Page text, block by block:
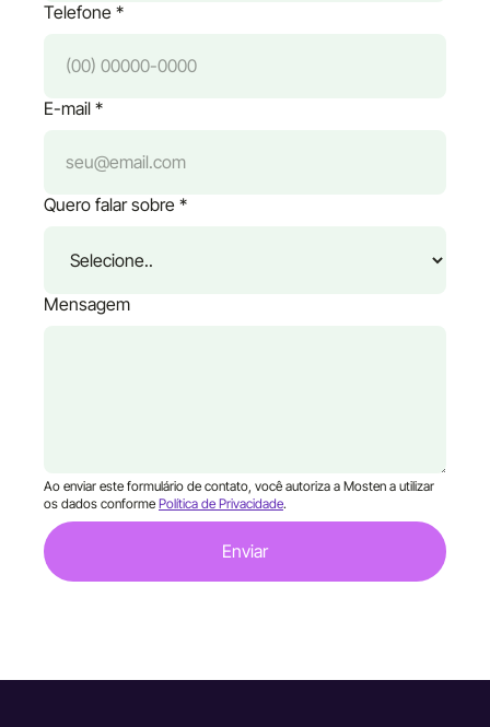
Telefone *
E-mail *
Quero falar sobre *
Mensagem
Ao enviar este formulário de contato, você autoriza a Mosten a utilizar
os dados conforme Política de Privacidade.
Enviar